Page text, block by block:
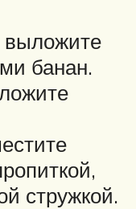
банан.
стружкой.